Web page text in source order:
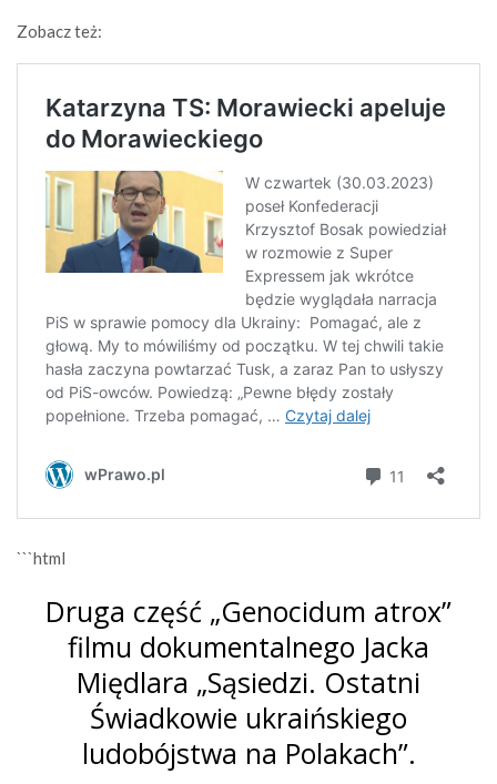
Zobacz też:
```html
Druga część „Genocidum atrox”
filmu dokumentalnego Jacka
Międlara „Sąsiedzi. Ostatni
Świadkowie ukraińskiego
ludobójstwa na Polakach”.